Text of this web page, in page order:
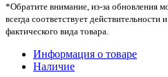
*Обратите внимание, из-за обновления
всегда соответствует действительности
фактического вида товара.
Информация о товаре
Наличие